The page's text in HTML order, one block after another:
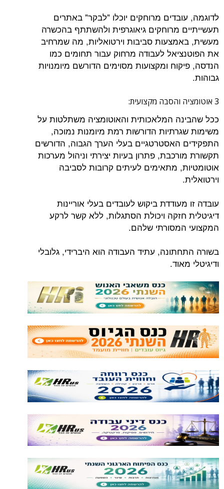
לדוגמה, עובדים מרוחקים יוכלו "לבקר" באתרים
תעשייתיים מרוחקים גיאוגרפית ולהשתתף בהכשרה
מעשית, באמצעות סביבות וירטואליות, מה שמרחיב
את הפוטנציאל לעבודה מרחוק עבור תחומים כמו
הנדסה, פיקוח ומקצועות מסוימים הדורשם מיומנויות
גבוהות.
3 אוטומציה והסבה מקצועית:
ככל שהבינה המלאכותית והאוטומציה משתלטות על
משימות שגרתיות הדורשות רמת מיומנות נמוכה,
התפקידים האסטרטגיים בעלי הערך הגבוה, הדורשים
תקשורת מורכבת, פתרון בעיות יצירתי וניהול מערכות
אוטומטיות, מתאימים לעיתים קרובות לסביבה
וירטואלית.
עובדה זו מעודדת ביקוש לעובדים בעלי אוריינות
דיגיטלית חזקה ויכולת הסתגלות, ללא קשר לרקע
המקצועי המסורתי שלהם.
בשורה התחתונה, עתיד העבודה הוא היברידי, גלובלי
ודיגיטלי מאוד.